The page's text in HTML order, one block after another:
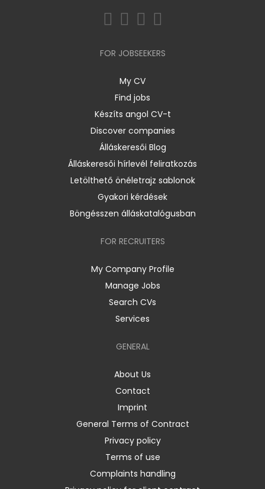
FOR JOBSEEKERS
My CV
Find jobs
Készíts angol CV-t
Discover companies
Álláskeresői Blog
Álláskeresői hírlevél feliratkozás
Letölthető önéletrajz sablonok
Gyakori kérdések
Böngésszen álláskatalógusban
FOR RECRUITERS
My Company Profile
Manage Jobs
Search CVs
Services
GENERAL
About Us
Contact
Imprint
General Terms of Contract
Privacy policy
Terms of use
Complaints handling